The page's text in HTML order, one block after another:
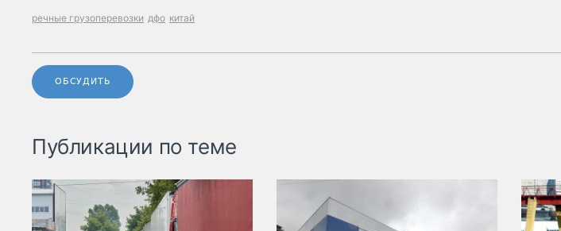
речные грузоперевозки дфо китай
ОБСУДИТЬ
Публикации по теме